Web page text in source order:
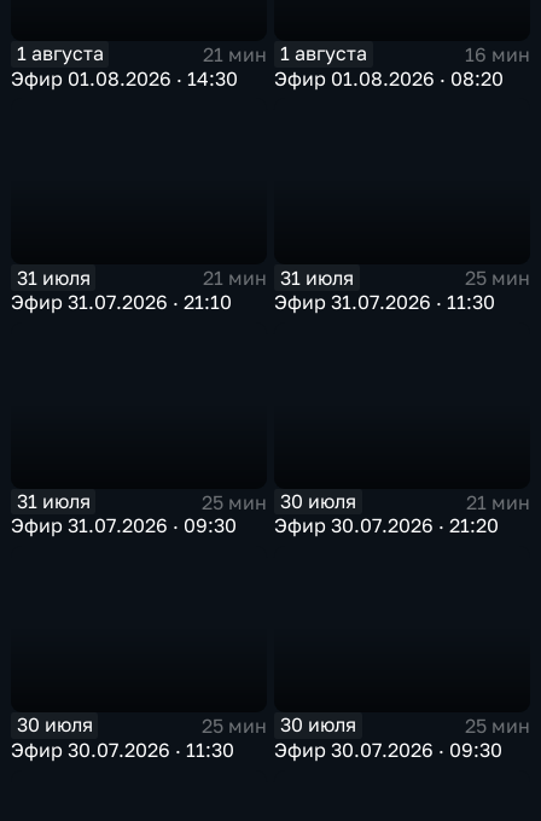
1 августа
21 мин
Эфир 01.08.2026 · 14:30
1 августа
16 мин
Эфир 01.08.2026 · 08:20
31 июля
21 мин
Эфир 31.07.2026 · 21:10
31 июля
25 мин
Эфир 31.07.2026 · 11:30
31 июля
25 мин
Эфир 31.07.2026 · 09:30
30 июля
21 мин
Эфир 30.07.2026 · 21:20
30 июля
25 мин
Эфир 30.07.2026 · 11:30
30 июля
25 мин
Эфир 30.07.2026 · 09:30